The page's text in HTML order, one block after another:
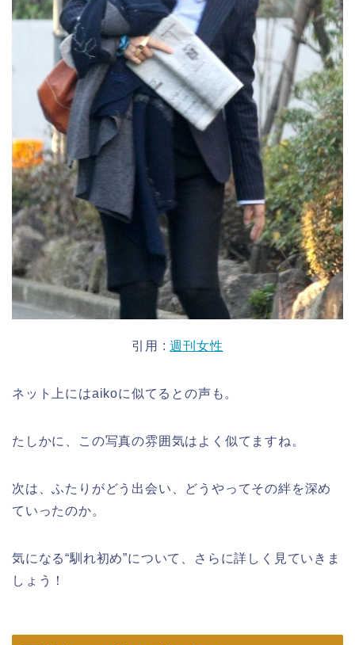
引用 :週刊女性
ネット上にはaikoに似てるとの声も。
たしかに、この写真の雰囲気はよく似てますね。
次は、ふたりがどう出会い、どうやってその絆を深め
ていったのか。
気になる“馴れ初め”について、さらに詳しく見ていきま
しょう！